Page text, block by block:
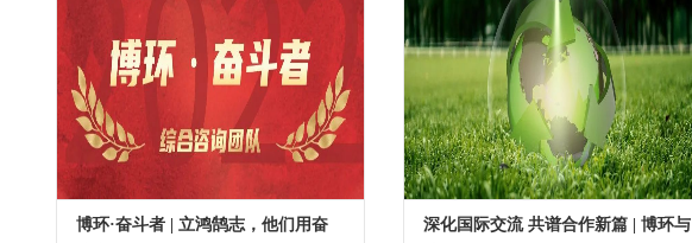
博环·奋斗者 | 立鸿鹄志，他们用奋
深化国际交流 共谱合作新篇 | 博环与